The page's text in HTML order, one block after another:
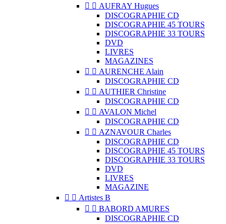
  AUFRAY Hugues
DISCOGRAPHIE CD
DISCOGRAPHIE 45 TOURS
DISCOGRAPHIE 33 TOURS
DVD
LIVRES
MAGAZINES
  AURENCHE Alain
DISCOGRAPHIE CD
  AUTHIER Christine
DISCOGRAPHIE CD
  AVALON Michel
DISCOGRAPHIE CD
  AZNAVOUR Charles
DISCOGRAPHIE CD
DISCOGRAPHIE 45 TOURS
DISCOGRAPHIE 33 TOURS
DVD
LIVRES
MAGAZINE
  Artistes B
  BABORD AMURES
DISCOGRAPHIE CD